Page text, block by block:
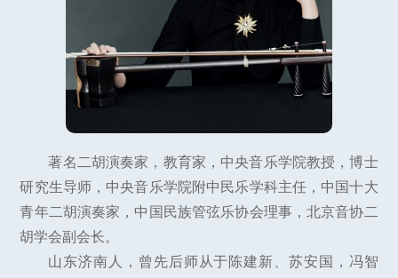
著名二胡演奏家，教育家，中央音乐学院教授，博士
研究生导师，中央音乐学院附中民乐学科主任，中国十大
青年二胡演奏家，中国民族管弦乐协会理事，北京音协二
胡学会副会长。
山东济南人，曾先后师从于陈建新、苏安国，冯智